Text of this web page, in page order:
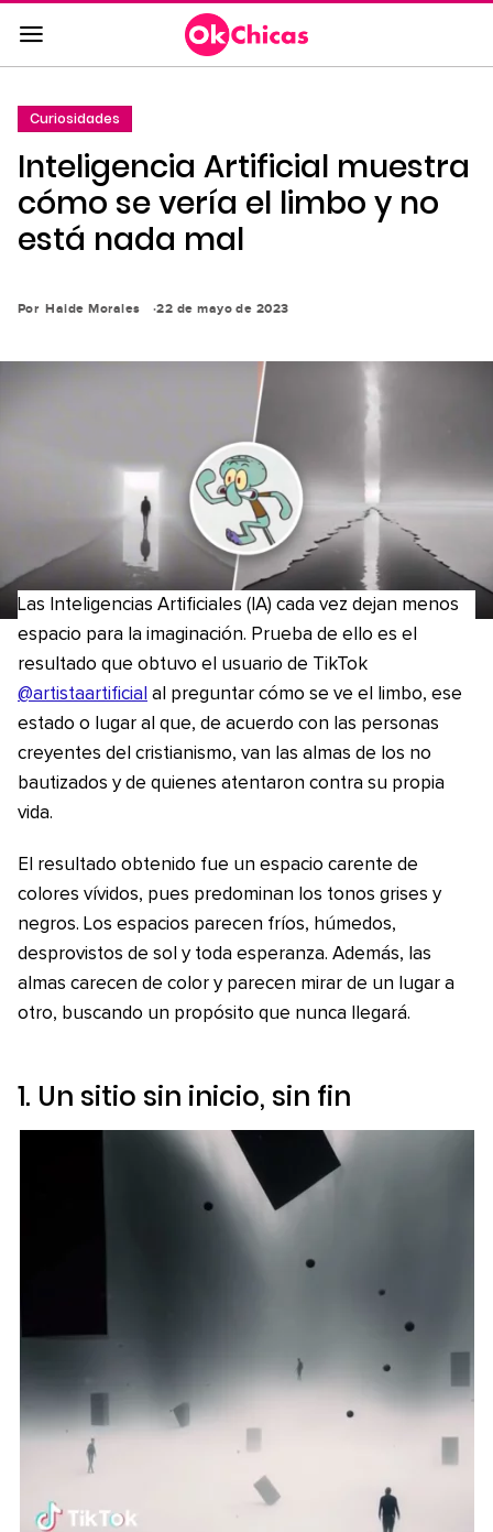
Saltar
al
contenido
la
navegación
principal
Curiosidades
Inteligencia Artificial muestra
cómo se vería el limbo y no
está nada mal
Por Haide Morales 22 de mayo de 2023
Las Inteligencias Artificiales (IA) cada vez dejan menos
espacio para la imaginación. Prueba de ello es el
resultado que obtuvo el usuario de TikTok
@artistaartificial al preguntar cómo se ve el limbo, ese
estado o lugar al que, de acuerdo con las personas
creyentes del cristianismo, van las almas de los no
bautizados y de quienes atentaron contra su propia
vida.
El resultado obtenido fue un espacio carente de
colores vívidos, pues predominan los tonos grises y
negros. Los espacios parecen fríos, húmedos,
desprovistos de sol y toda esperanza. Además, las
almas carecen de color y parecen mirar de un lugar a
otro, buscando un propósito que nunca llegará.
1. Un sitio sin inicio, sin fin